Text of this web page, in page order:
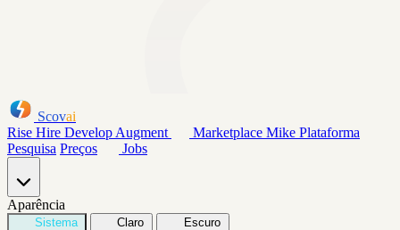
Scovai
Rise Hire Develop Augment Marketplace Mike Plataforma
Pesquisa Preços Jobs
Aparência
Sistema Claro Escuro